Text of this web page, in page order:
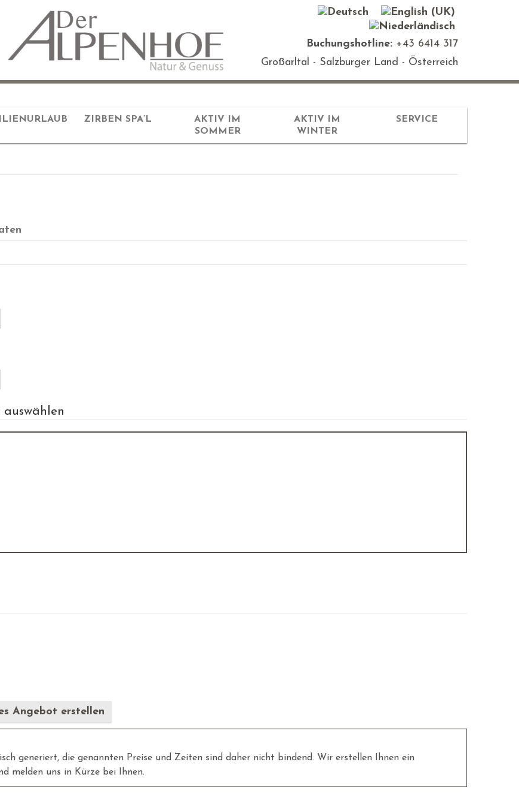
Buchungshotline: +43 6414 317
Großarltal - Salzburger Land - Österreich
ZIRBEN SPA’L
AKTIV IM
SOMMER
AKTIV IM
WINTER
SERVICE
Angebot erstellen
generiert, die genannten Preise und Zeiten sind daher nicht bindend. Wir erstellen Ihnen ein
melden uns in Kürze bei Ihnen.